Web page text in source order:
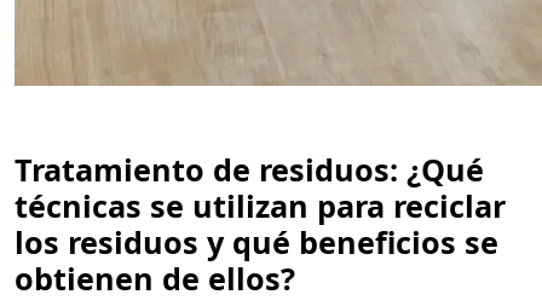
Tratamiento de residuos: ¿Qué
técnicas se utilizan para reciclar
los residuos y qué beneficios se
obtienen de ellos?